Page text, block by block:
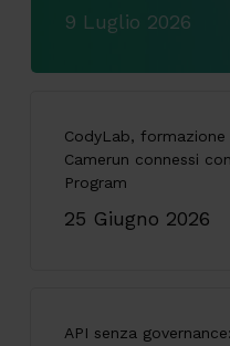
9 Luglio 2026
CodyLab,
Camerun connessi
Program
25 Giugno 2026
API senza